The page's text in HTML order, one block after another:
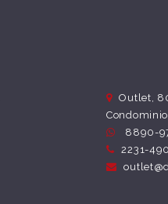
Outlet,
8890-
2231-